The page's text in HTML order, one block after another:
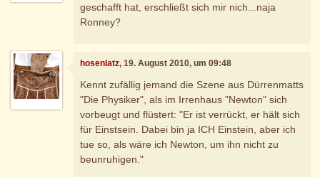
geschafft hat, erschließt sich mir nich...naja
Ronney?
hosenlatz, 19. August 2010, um 09:48
Kennt zufällig jemand die Szene aus Dürrenmatts
"Die Physiker", als im Irrenhaus "Newton" sich
vorbeugt und flüstert: "Er ist verrückt, er hält sich
für Einstsein. Dabei bin ja ICH Einstein, aber ich
tue so, als wäre ich Newton, um ihn nicht zu
beunruhigen."